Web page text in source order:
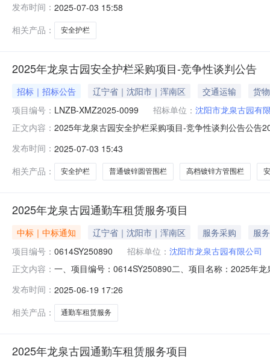
目所在地区：辽宁省一、招标条件本2025年龙泉古园安
发布时间： 2025-07-03 15:58
相关产品：
安全护栏
2025年龙泉古园安全护栏采购项目-竞争性谈判公告
招标｜招标公告 辽宁省｜沈阳市｜浑南区 交通运输
货物
项目编号： LNZB-XMZ2025-0099 招标单位： 沈阳市龙泉古园有
正文内容： 2025年龙泉古园安全护栏采购项目-竞争性谈判公告公告
项目已具备招标条件，现进行谈判采购。二、项目概况
发布时间： 2025-07-03 15:43
相关产品：
安全护栏 普通镀锌圆管围栏 高档镀锌方管围栏
2025年龙泉古园通勤车租赁服务项目
中标｜中标通知 辽宁省｜沈阳市｜浑南区 服务采购
服务
项目编号： 0614SY250890 招标单位： 沈阳市龙泉古园有限公司
正文内容： 一、项目编号：0614SY250890二、项目名称：2025年
问，请按以下方式联系。1.采购人信息名称：沈阳市龙
地址：沈阳市
发布时间： 2025-06-19 17:26
相关产品：
通勤车租赁服务
2025年龙泉古园通勤车租赁服务项目